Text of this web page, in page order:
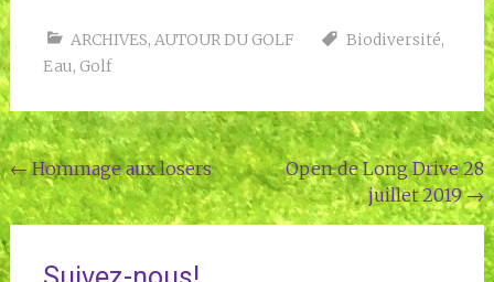
ARCHIVES, AUTOUR DU GOLF Biodiversité,
Eau, Golf
Navigation
de
l'article
←Hommage aux losers
Open de Long Drive 28
juillet 2019→